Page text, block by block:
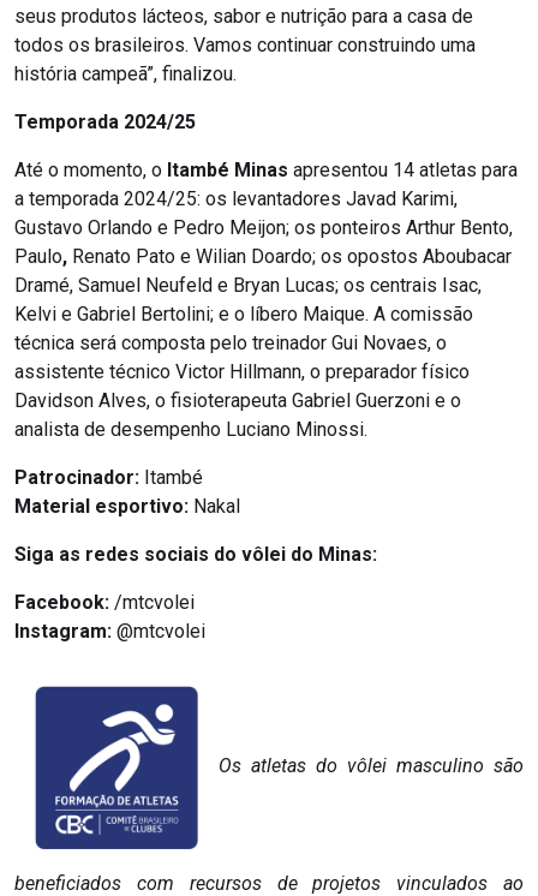
seus produtos lácteos, sabor e nutrição para a casa de
todos os brasileiros. Vamos continuar construindo uma
história campeã”, finalizou.
Temporada 2024/25
Até o momento, o Itambé Minas apresentou 14 atletas para
a temporada 2024/25: os levantadores Javad Karimi,
Gustavo Orlando e Pedro Meijon; os ponteiros Arthur Bento,
Paulo, Renato Pato e Wilian Doardo; os opostos Aboubacar
Dramé, Samuel Neufeld e Bryan Lucas; os centrais Isac,
Kelvi e Gabriel Bertolini; e o líbero Maique. A comissão
técnica será composta pelo treinador Gui Novaes, o
assistente técnico Victor Hillmann, o preparador físico
Davidson Alves, o fisioterapeuta Gabriel Guerzoni e o
analista de desempenho Luciano Minossi.
Patrocinador: Itambé
Material esportivo: Nakal
Siga as redes sociais do vôlei do Minas:
Facebook: /mtcvolei
Instagram: @mtcvolei
Os atletas do vôlei masculino são
beneficiados com recursos de projetos vinculados ao